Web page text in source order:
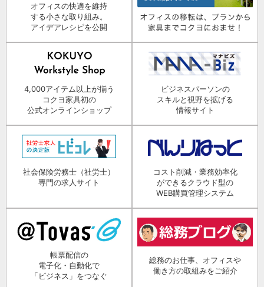
オフィスの快適を維持
する小さな取り組み。
アイデアレシピを公開
4,000アイテム以上が揃う
コクヨ家具初の
公式オンラインショップ
ビジネスパーソンの
スキルと視野を拡げる
情報サイト
社会保険労務士（社労士）
専門の求人サイト
コスト削減・業務効率化
ができるクラウド型の
WEB購買管理システム
帳票配信の
電子化・自動化で
「ビジネス」をつなぐ
総務のお仕事、オフィスや
働き方の取組みをご紹介